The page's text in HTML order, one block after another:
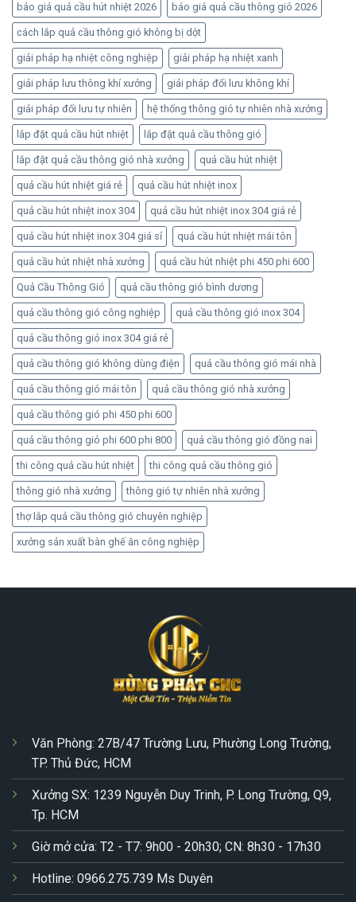
báo giá quả cầu hút nhiệt 2026 báo giá quả cầu thông gió 2026
cách lắp quả cầu thông gió không bị dột
giải pháp hạ nhiệt công nghiệp giải pháp hạ nhiệt xanh
giải pháp lưu thông khí xưởng giải pháp đối lưu không khí
giải pháp đối lưu tự nhiên hệ thống thông gió tự nhiên nhà xưởng
lắp đặt quả cầu hút nhiệt lắp đặt quả cầu thông gió
lắp đặt quả cầu thông gió nhà xưởng quả cầu hút nhiệt
quả cầu hút nhiệt giá rẻ quả cầu hút nhiệt inox
quả cầu hút nhiệt inox 304 quả cầu hút nhiệt inox 304 giá rẻ
quả cầu hút nhiệt inox 304 giá sỉ quả cầu hút nhiệt mái tôn
quả cầu hút nhiệt nhà xưởng quả cầu hút nhiệt phi 450 phi 600
Quả Cầu Thông Gió quả cầu thông gió bình dương
quả cầu thông gió công nghiệp quả cầu thông gió inox 304
quả cầu thông gió inox 304 giá rẻ
quả cầu thông gió không dùng điện quả cầu thông gió mái nhà
quả cầu thông gió mái tôn quả cầu thông gió nhà xưởng
quả cầu thông gió phi 450 phi 600
quả cầu thông gió phi 600 phi 800 quả cầu thông gió đồng nai
thi công quả cầu hút nhiệt thi công quả cầu thông gió
thông gió nhà xưởng thông gió tự nhiên nhà xưởng
thợ lắp quả cầu thông gió chuyên nghiệp
xưởng sản xuất bàn ghế ăn công nghiệp
Văn Phòng: 27B/47 Trường Lưu, Phường Long Trường,
TP. Thủ Đức, HCM
Xưởng SX: 1239 Nguyễn Duy Trinh, P. Long Trường, Q9,
Tp. HCM
Giờ mở cửa: T2 - T7: 9h00 - 20h30; CN: 8h30 - 17h30
Hotline: 0966.275.739 Ms Duyên